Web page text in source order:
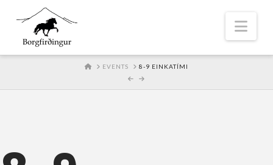
HOMEEVENTS 8-9 EINKATÍMI